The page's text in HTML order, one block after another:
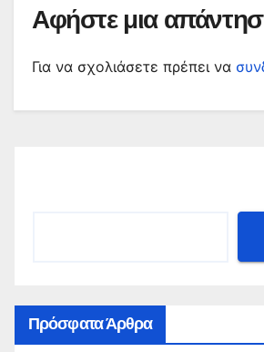
Αφήστε μια
Για να σχολιάσετε πρέπει να
Πρόσφατα Άρθρα